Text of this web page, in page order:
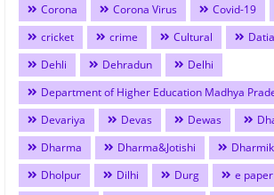
Corona
Corona Virus Covid-19
cricket
crime Cultural Datia
Dehli
Dehradun
Delhi
Department of Higher Education Madhya
Devariya
Devas Dewas
Dharma
Dharma&Jotishi Dharmik
Dholpur
Dilhi Durg e paper